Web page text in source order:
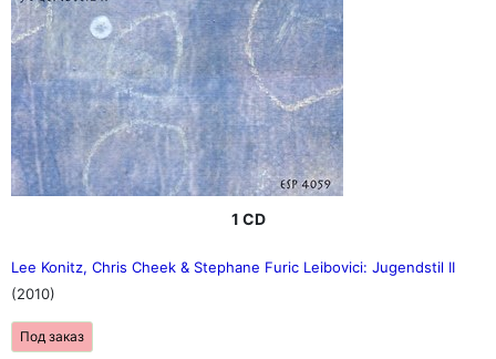
1 CD
Lee Konitz, Chris Cheek & Stephane Furic Leibovici: Jugendstil II
(2010)
Под заказ